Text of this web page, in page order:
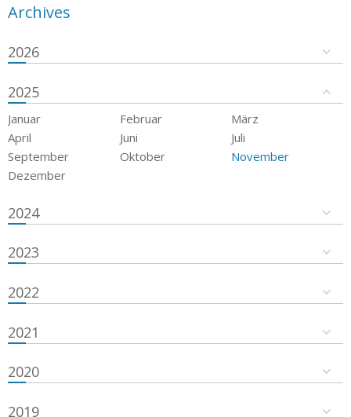
Archives
2026
2025
Januar Februar
März
April
Juni
Juli
September
Oktober
November
Dezember
2024
2023
2022
2021
2020
2019